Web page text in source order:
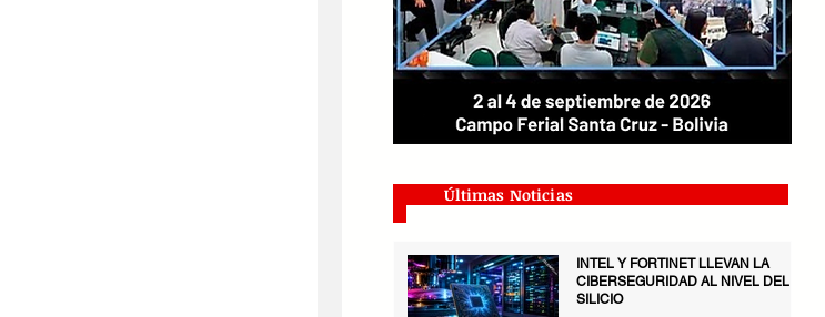
Últimas Noticias
INTEL Y FORTINET LLEVAN LA
CIBERSEGURIDAD AL NIVEL DEL
SILICIO